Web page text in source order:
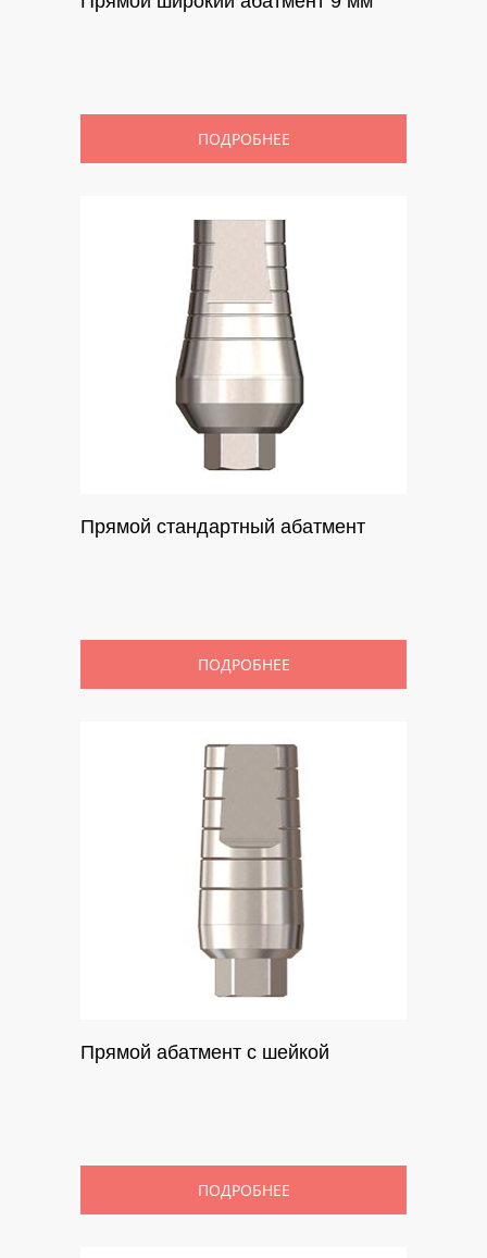
ПОДРОБНЕЕ
Прямой стандартный абатмент
ПОДРОБНЕЕ
Прямой абатмент с шейкой
ПОДРОБНЕЕ